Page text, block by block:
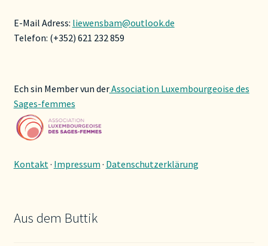
E-Mail Adress: liewensbam@outlook.de
Telefon: (+352) 621 232 859
Ech sin Member vun derAssociation Luxembourgeoise des
Sages-femmes
Kontakt · Impressum · Datenschutzerklärung
Aus dem Buttik